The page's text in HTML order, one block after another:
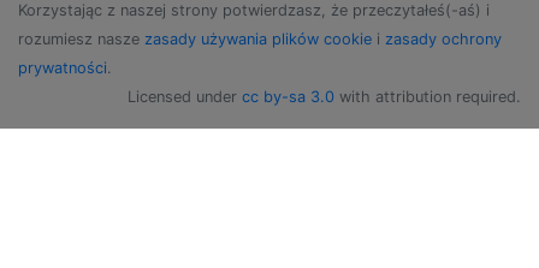
Korzystając z naszej strony potwierdzasz, że przeczytałeś(-aś) i
rozumiesz nasze zasady używania plików cookie i zasady ochrony
prywatności.
Licensed under cc by-sa 3.0 with attribution required.